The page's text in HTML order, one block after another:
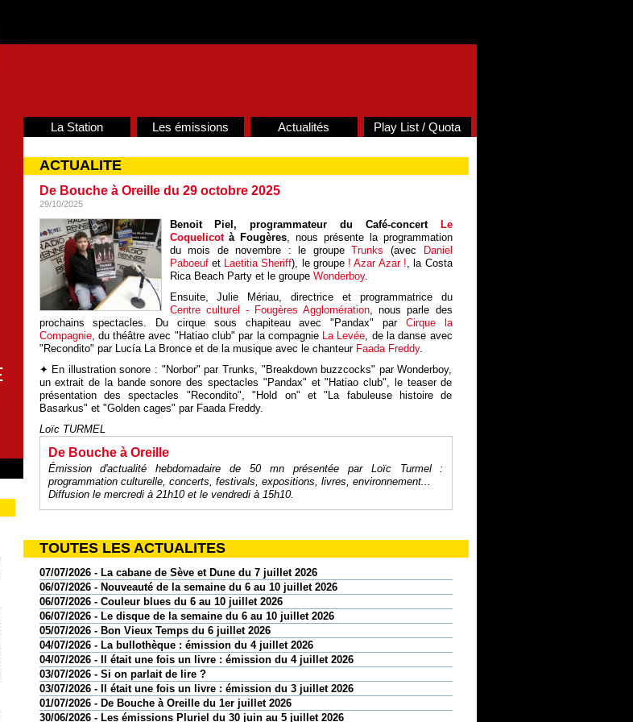
La Station Les émissions Actualités Play List / Quota
ACTUALITE
De Bouche à Oreille du 29 octobre 2025
29/10/2025
Benoit Piel, programmateur du Café-concert
Le
Coquelicotà Fougères, nous présente la programmation
du mois de novembre : le groupeTrunks (avec
Daniel
Paboeufet Laetitia Sheriff), le groupe ! Azar Azar !, la Costa
Rica Beach Party et le groupe Wonderboy.
Ensuite, Julie Mériau, directrice et programmatrice du
Centre culturel - Fougères Agglomération, nous parle des
prochains spectacles. Du cirque sous chapiteau avec "Pandax" par Cirque la
Compagnie, du théâtre avec "Hatiao club" par la compagnie La Levée, de la danse avec
"Recondito" par Lucía La Bronce et de la musique avec le chanteur Faada Freddy.
✦ En illustration sonore : "Norbor" par Trunks, "Breakdown buzzcocks" par Wonderboy,
un extrait de la bande sonore des spectacles "Pandax" et "Hatiao club", le teaser de
présentation des spectacles "Recondito", "Hold on" et "La fabuleuse histoire de
Basarkus" et "Golden cages" par Faada Freddy.
Loïc TURMEL
De Bouche à Oreille
Émission d'actualité hebdomadaire de 50 mn présentée par Loïc Turmel :
programmation culturelle, concerts, festivals, expositions, livres, environnement...
Diffusion le mercredi à 21h10 et le vendredi à 15h10.
TOUTES LES ACTUALITES
07/07/2026 - La cabane de Sève et Dune du 7 juillet 2026
06/07/2026 - Nouveauté de la semaine du 6 au 10 juillet 2026
06/07/2026 - Couleur blues du 6 au 10 juillet 2026
06/07/2026 - Le disque de la semaine du 6 au 10 juillet 2026
05/07/2026 - Bon Vieux Temps du 6 juillet 2026
04/07/2026 - La bullothèque : émission du 4 juillet 2026
04/07/2026 - Il était une fois un livre : émission du 4 juillet 2026
03/07/2026 - Si on parlait de lire ?
03/07/2026 - Il était une fois un livre : émission du 3 juillet 2026
01/07/2026 - De Bouche à Oreille du 1er juillet 2026
30/06/2026 - Les émissions Pluriel du 30 juin au 5 juillet 2026